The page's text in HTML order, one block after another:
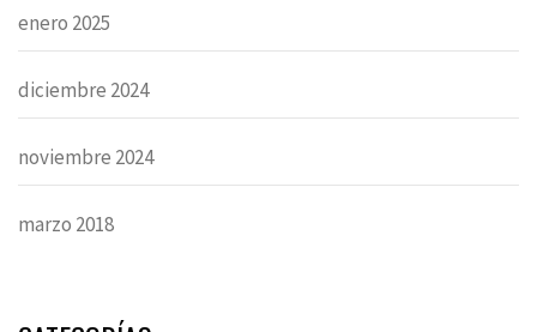
enero 2025
diciembre 2024
noviembre 2024
marzo 2018